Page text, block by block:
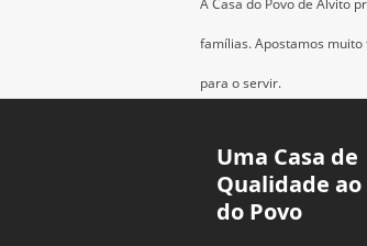
famílias.Apostamos muito
para o servir.
Uma Casa de
Qualidade ao
do Povo